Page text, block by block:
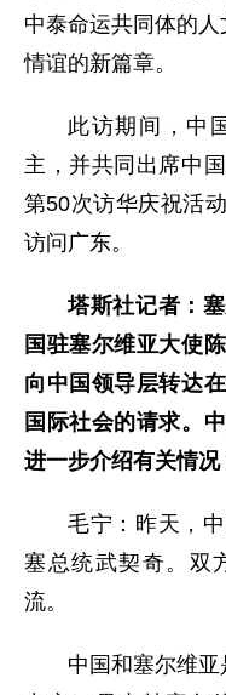
中泰命运共同体的人
情谊的新篇章。
此访期间，中
主，并共同出席中
第50次访华庆祝活
访问广东。
塔斯社记者：
国驻塞尔维亚大使
向中国领导层转达
国际社会的请求。
进一步介绍有关情况
毛宁：昨天，
塞总统武契奇。双
流。
中国和塞尔维亚